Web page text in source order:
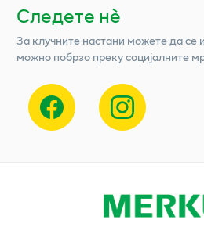
Следете нѐ
За клучните настани можете да
можно побрзо преку социјалните